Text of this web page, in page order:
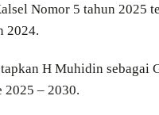
Nomor 5 tahun 2025
2024.
H Muhidin sebagai
2025 – 2030.